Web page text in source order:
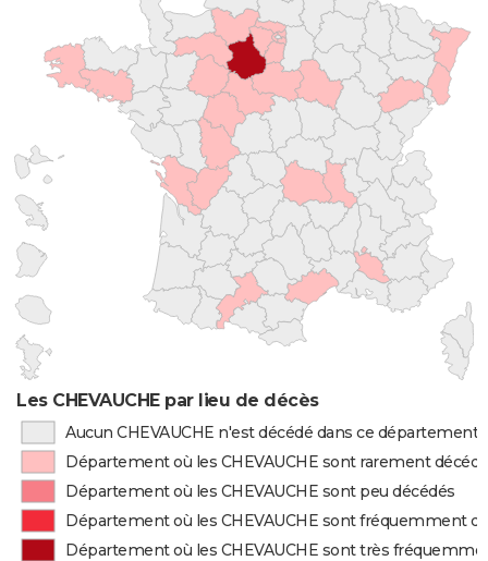
Les CHEVAUCHE par lieu de décès
Aucun CHEVAUCHE n'est décédé dans ce département
Département où les CHEVAUCHE sont rarement
Département où les CHEVAUCHE sont peu décédés
Département où les CHEVAUCHE sont fréquemment
Département où les CHEVAUCHE sont très